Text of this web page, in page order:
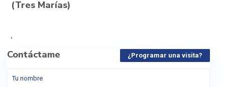
(Tres Marías)
,
Contáctame ¿Programar una visita?